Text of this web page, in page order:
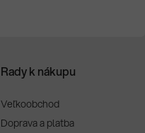
Rady k nákupu
Veľkoobchod
Doprava a platba